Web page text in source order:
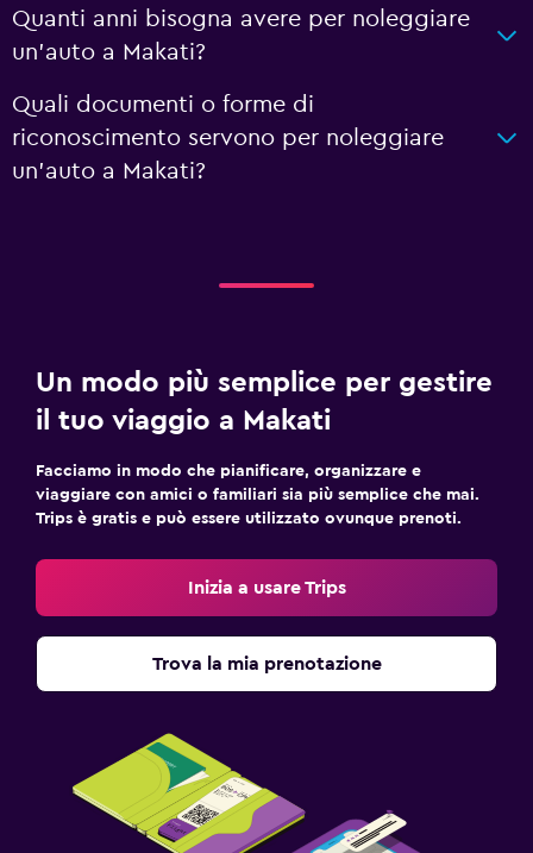
Quanti anni bisogna avere per noleggiare
un'auto a Makati?
Quali documenti o forme di
riconoscimento servono per noleggiare
un'auto a Makati?
Un modo più semplice per gestire
il tuo viaggio a Makati
Facciamo in modo che pianificare, organizzare e
viaggiare con amici o familiari sia più semplice che mai.
Trips è gratis e può essere utilizzato ovunque prenoti.
Inizia a usare Trips
Trova la mia prenotazione